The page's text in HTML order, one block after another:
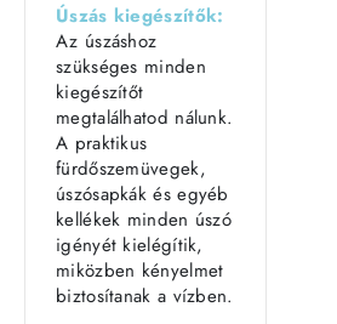
Úszás kiegészítők:
Az úszáshoz
szükséges minden
kiegészítőt
megtalálhatod nálunk.
A praktikus
fürdőszemüvegek,
úszósapkák és egyéb
kellékek minden úszó
igényét kielégítik,
miközben kényelmet
biztosítanak a vízben.